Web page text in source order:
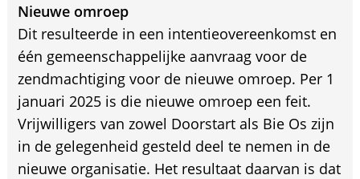
Nieuwe omroep
Dit resulteerde in een intentieovereenkomst en
één gemeenschappelijke aanvraag voor de
zendmachtiging voor de nieuwe omroep. Per 1
januari 2025 is die nieuwe omroep een feit.
Vrijwilligers van zowel Doorstart als Bie Os zijn
in de gelegenheid gesteld deel te nemen in de
nieuwe organisatie. Het resultaat daarvan is dat